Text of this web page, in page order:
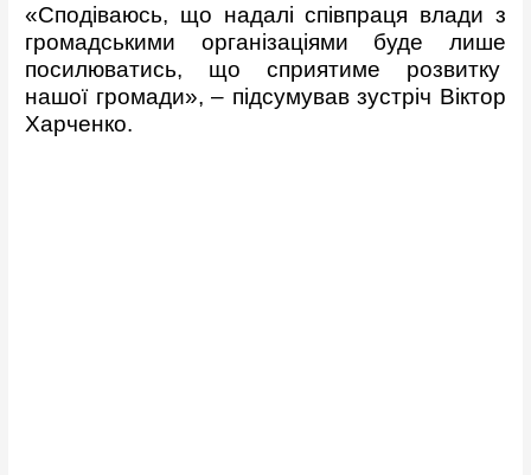
«Сподіваюсь, що надалі співпраця влади з
громадськими організаціями буде лише
посилюватись, що сприятиме розвитку
нашої громади», – підсумував зустріч Віктор
Харченко.